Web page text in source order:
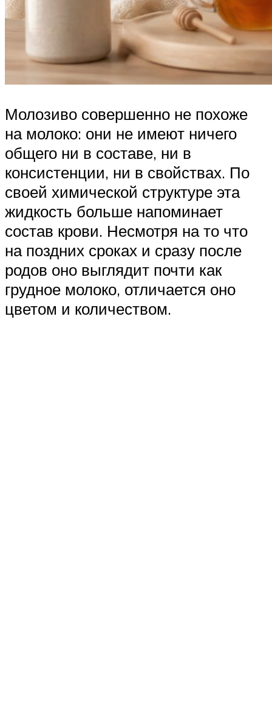
Молозиво совершенно не похоже
на молоко: они не имеют ничего
общего ни в составе, ни в
консистенции, ни в свойствах. По
своей химической структуре эта
жидкость больше напоминает
состав крови. Несмотря на то что
на поздних сроках и сразу после
родов оно выглядит почти как
грудное молоко, отличается оно
цветом и количеством.